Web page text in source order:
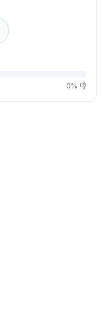
0% 👎